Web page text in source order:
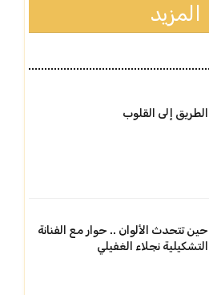
المزيد
الطريق إلى القلوب
حين تتحدث الألوان .. حوار مع الفنانة
التشكيلية نجلاء الغفيلي